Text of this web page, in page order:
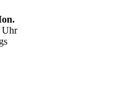
Uhr